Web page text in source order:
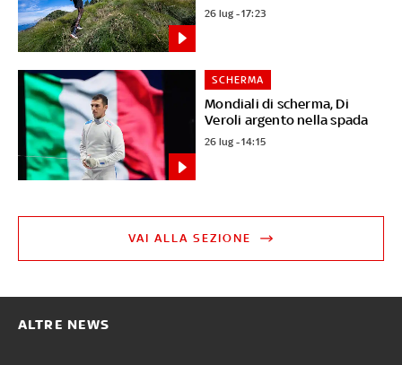
26 lug - 17:23
Mondiali di scherma, Di
Veroli argento nella spada
SCHERMA
26 lug - 14:15
VAI ALLA SEZIONE
ALTRE NEWS